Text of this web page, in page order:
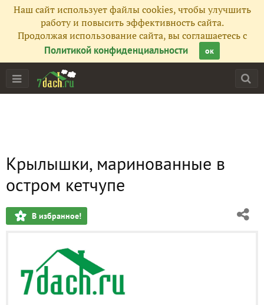
Наш сайт использует файлы cookies, чтобы улучшить
работу и повысить эффективность сайта.
Продолжая использование сайта, вы соглашаетесь с
Политикой конфиденциальности
ок
Крылышки, маринованные в
остром кетчупе
В избранное!